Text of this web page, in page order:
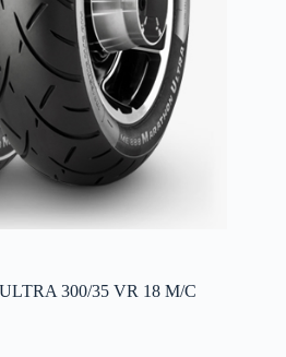
300/35 VR 18 M/C